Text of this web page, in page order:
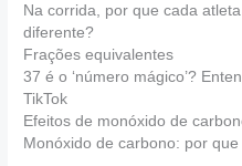
Na corrida, por que cada
diferente?
Frações equivalentes
37 é o ‘número mágico’?
TikTok
Efeitos de monóxido de
Monóxido de carbono: por